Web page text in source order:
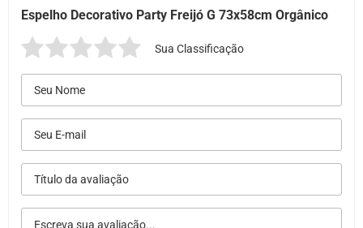
Espelho Decorativo Party Freijó G 73x58cm Orgânico
Sua Classificação